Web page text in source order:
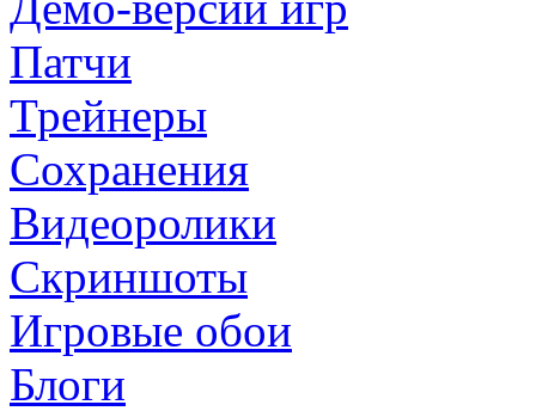
Патчи
Трейнеры
Сохранения
Видеоролики
Скриншоты
Игровые обои
Блоги